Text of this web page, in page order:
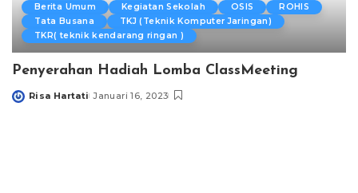
Berita Umum Kegiatan Sekolah OSIS
ROHIS
Tata Busana
TKJ (Teknik Komputer Jaringan)
TKR( teknik kendarang ringan )
Penyerahan Hadiah Lomba ClassMeeting
Posted
Risa Hartati Januari 16, 2023